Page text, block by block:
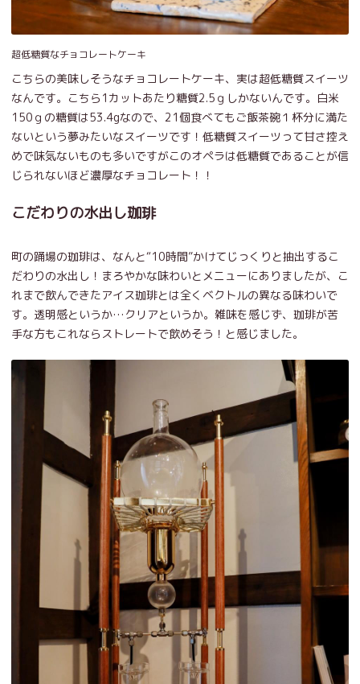
超低糖質なチョコレートケーキ
こちらの美味しそうなチョコレートケーキ、実は超低糖質スイーツ
なんです。こちら1カットあたり糖質2.5ｇしかないんです。白米
150ｇの糖質は53.4gなので、21個食べてもご飯茶碗１杯分に満た
ないという夢みたいなスイーツです！低糖質スイーツって甘さ控え
めで味気ないものも多いですがこのオペラは低糖質であることが信
じられないほど濃厚なチョコレート！！
こだわりの水出し珈琲
町の踊場の珈琲は、なんと“10時間”かけてじっくりと抽出するこ
だわりの水出し！まろやかな味わいとメニューにありましたが、こ
れまで飲んできたアイス珈琲とは全くベクトルの異なる味わいで
す。透明感というか…クリアというか。雑味を感じず、珈琲が苦
手な方もこれならストレートで飲めそう！と感じました。